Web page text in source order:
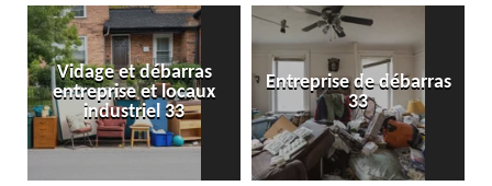
Entreprise de débarras
33
Débarras
d'appartement 33